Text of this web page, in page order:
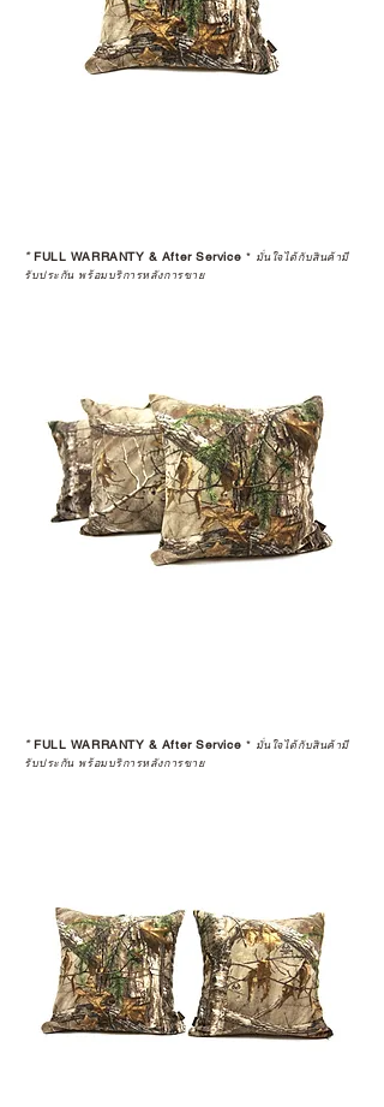
*FULL WARRANTY & After Service * มั่นใจได้กับสินค้ามี
รับประกัน พร้อมบริการหลังการขาย
*FULL WARRANTY & After Service * มั่นใจได้กับสินค้ามี
รับประกัน พร้อมบริการหลังการขาย